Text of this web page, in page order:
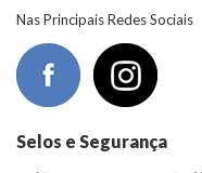
Nas Principais Redes Sociais
Selos e Segurança